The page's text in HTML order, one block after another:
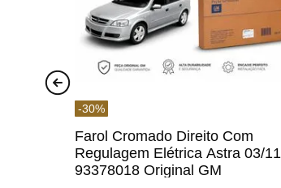
-30%
Farol Cromado Direito Com
Regulagem Elétrica Astra 03/11
93378018 Original GM